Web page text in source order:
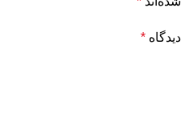
دیدگاه *